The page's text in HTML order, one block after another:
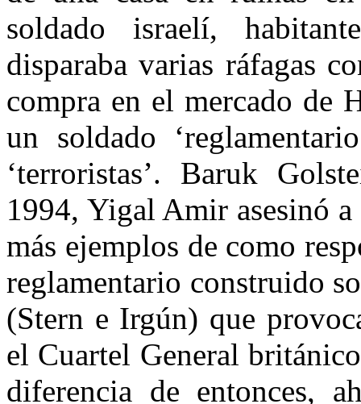
soldado israelí,
disparaba varias ráfagas
compra en el mercado de
un soldado
‘terroristas’. Baruk
1994, Yigal Amir asesinó
más ejemplos de como
reglamentario construido
(Stern e Irgún) que
el Cuartel General
diferencia de entonces,